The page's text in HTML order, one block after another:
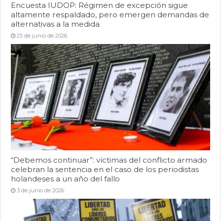
Encuesta IUDOP: Régimen de excepción sigue
altamente respaldado, pero emergen demandas de
alternativas a la medida
25 de junio de 2026
“Debemos continuar”: víctimas del conflicto armado
celebran la sentencia en el caso de los periodistas
holandeses a un año del fallo
3 de junio de 2026